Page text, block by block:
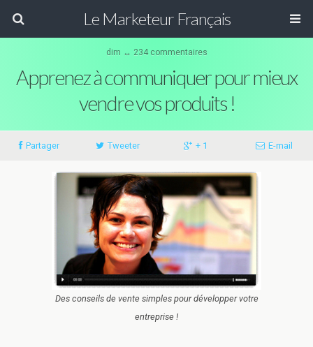
Le Marketeur Français
dim ↔ 234 commentaires
Apprenez à communiquer pour mieux
vendre vos produits !
Partager Tweeter + 1 E-mail
Des conseils de vente simples pour développer votre
entreprise !